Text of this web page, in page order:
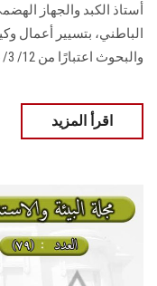
أستاذ الكبد والجهاز
الباطني، بتسيير أعمال
والبحوث اعتبارًا من 12/ 3/ 2025
اقرأ المزيد